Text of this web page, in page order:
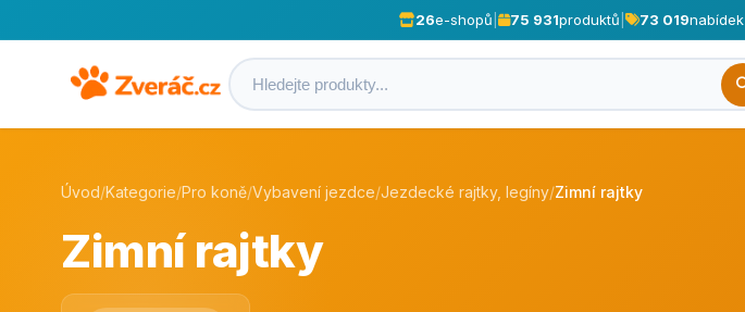
26e-shopů 75 931produktů 73 019nabídek
Úvod/Kategorie/Pro koně/Vybavení jezdce/Jezdecké rajtky, legíny/Zimní rajtky
Zimní rajtky